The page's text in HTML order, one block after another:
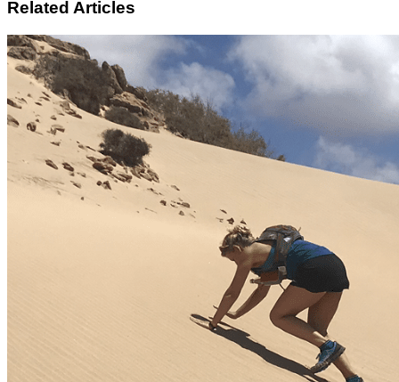
Related Articles